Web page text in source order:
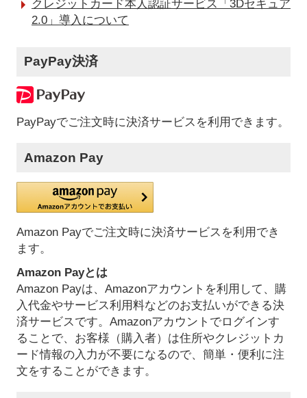
クレジットカード本人認証サービス「3Dセキュア
2.0」導入について
PayPay決済
PayPayでご注文時に決済サービスを利用できます。
Amazon Pay
Amazon Payでご注文時に決済サービスを利用でき
ます。
Amazon Payとは
Amazon Payは、Amazonアカウントを利用して、購
入代金やサービス利用料などのお支払いができる決
済サービスです。Amazonアカウントでログインす
ることで、お客様（購入者）は住所やクレジットカ
ード情報の入力が不要になるので、簡単・便利に注
文をすることができます。